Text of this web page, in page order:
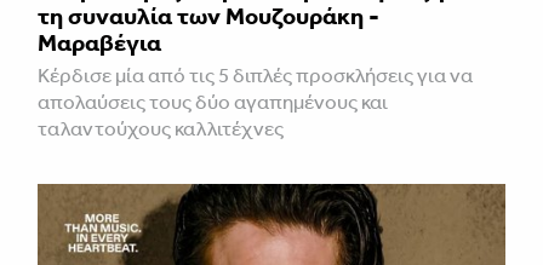
τη συναυλία των Μουζουράκη -
Μαραβέγια
Κέρδισε μία από τις 5 διπλές προσκλήσεις για να
απολαύσεις τους δύο αγαπημένους και
ταλαντούχους καλλιτέχνες